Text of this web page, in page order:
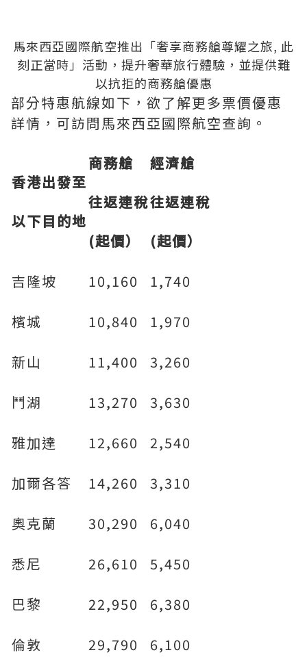
馬來西亞國際航空推出「奢享商務艙尊耀之旅, 此
刻正當時」活動，提升奢華旅行體驗，並提供難
以抗拒的商務艙優惠
部分特惠航線如下，欲了解更多票價優惠
詳情，可訪問馬來西亞國際航空查詢。
香港出發至
以下目的地
商務艙
往返連稅
(起價）
經濟艙
往返連稅
(起價）
吉隆坡 10,160 1,740
檳城 10,840 1,970
新山 11,400 3,260
鬥湖 13,270 3,630
雅加達 12,660 2,540
加爾各答 14,260 3,310
奧克蘭 30,290 6,040
悉尼 26,610 5,450
巴黎 22,950 6,380
倫敦 29,790
6,100